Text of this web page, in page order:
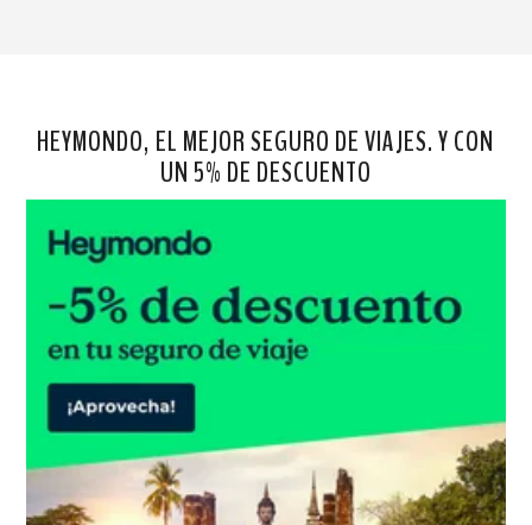
HEYMONDO, EL MEJOR SEGURO DE VIAJES. Y CON
UN 5% DE DESCUENTO